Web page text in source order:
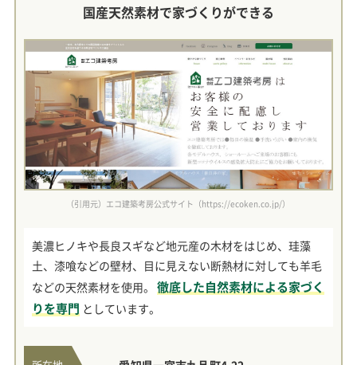
国産天然素材で家づくりができる
（引用元）エコ建築考房公式サイト（https://ecoken.co.jp/）
美濃ヒノキや長良スギなど地元産の木材をはじめ、珪藻
土、漆喰などの壁材、目に見えない断熱材に対しても羊毛
などの天然素材を使用。 徹底した自然素材による家づく
りを専門 としています。